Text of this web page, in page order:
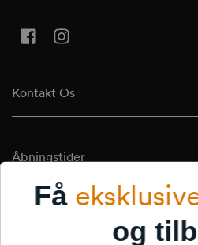
FacebookInstagram
Kontakt Os
Åbningstider
Tilmeld Dig Vores Nyhedsbrev
Få
og